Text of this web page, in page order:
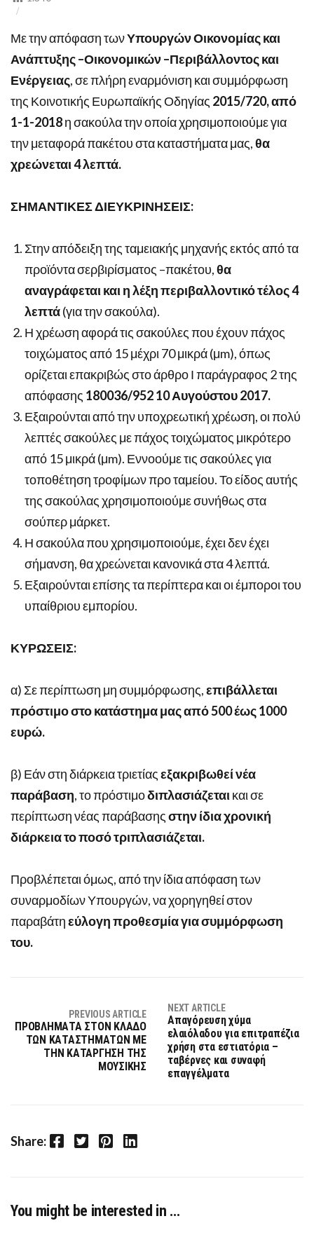
Με την απόφαση τωνΥπουργών Οικονομίας και
Ανάπτυξης –Οικονομικών –Περιβάλλοντος και
Ενέργειας, σε πλήρη εναρμόνιση και συμμόρφωση
της Κοινοτικής Ευρωπαϊκής Οδηγίας 2015/720, από
1-1-2018η σακούλα την οποία χρησιμοποιούμε για
την μεταφορά πακέτου στα καταστήματα μας,θα
χρεώνεται 4 λεπτά.
ΣΗΜΑΝΤΙΚΕΣ ΔΙΕΥΚΡΙΝΗΣΕΙΣ:
Στην απόδειξη της ταμειακής μηχανής εκτός από τα
προϊόντα σερβιρίσματος –πακέτου,θα
αναγράφεται και η λέξη περιβαλλοντικό τέλος 4
λεπτά(για την σακούλα).
Η χρέωση αφορά τις σακούλες που έχουν πάχος
τοιχώματος από 15 μέχρι 70 μικρά (μm), όπως
ορίζεται επακριβώς στο άρθρο Ι παράγραφος 2 της
απόφασης 180036/952 10 Αυγούστου 2017.
Εξαιρούνται από την υποχρεωτική χρέωση, οι πολύ
λεπτές σακούλες με πάχος τοιχώματος μικρότερο
από 15 μικρά (μm). Εννοούμε τις σακούλες για
τοποθέτηση τροφίμων προ ταμείου. Το είδος αυτής
της σακούλας χρησιμοποιούμε συνήθως στα
σούπερ μάρκετ.
Η σακούλα που χρησιμοποιούμε, έχει δεν έχει
σήμανση, θα χρεώνεται κανονικά στα 4 λεπτά.
Εξαιρούνται επίσης τα περίπτερα και οι έμποροι του
υπαίθριου εμπορίου.
ΚΥΡΩΣΕΙΣ:
α) Σε περίπτωση μη συμμόρφωσης,επιβάλλεται
πρόστιμο στο κατάστημα μας από 500 έως 1000
ευρώ.
β) Εάν στη διάρκεια τριετίαςεξακριβωθεί νέα
παράβαση, το πρόστιμοδιπλασιάζεται και σε
περίπτωση νέας παράβασηςστην ίδια χρονική
διάρκεια το ποσό τριπλασιάζεται.
Προβλέπεται όμως, από την ίδια απόφαση των
συναρμοδίων Υπουργών, να χορηγηθεί στον
παραβάτηεύλογη προθεσμία για συμμόρφωση
του.
PREVIOUS ARTICLE
ΠΡΟΒΛΗΜΑΤΑ ΣΤΟΝ ΚΛΑΔΟ
ΤΩΝ ΚΑΤΑΣΤΗΜΑΤΩΝ ΜΕ
ΤΗΝ ΚΑΤΑΡΓΗΣΗ ΤΗΣ
ΜΟΥΣΙΚΗΣ
NEXT ARTICLE
Απαγόρευση χύμα
ελαιόλαδου για επιτραπέζια
χρήση στα εστιατόρια –
ταβέρνες και συναφή
επαγγέλματα
Share: Facebook Twitter Pinterest LinkedIn
You might be interested in …